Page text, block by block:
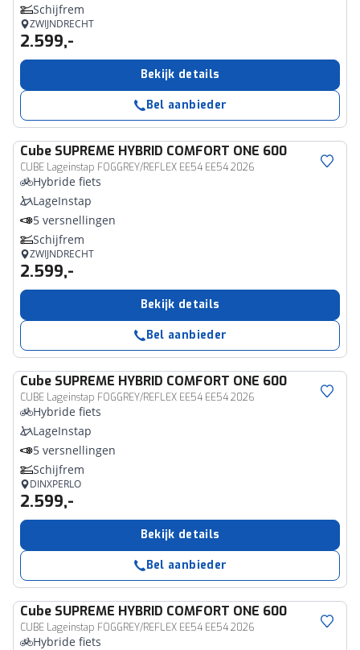
Schijfrem
ZWIJNDRECHT
2.599,-
Bekijk details
Bel aanbieder
Cube SUPREME HYBRID COMFORT ONE 600
CUBE Lageinstap FOGGREY/REFLEX EE54 EE54 2026
Hybride fiets
LageInstap
5 versnellingen
Schijfrem
ZWIJNDRECHT
2.599,-
Bekijk details
Bel aanbieder
Cube SUPREME HYBRID COMFORT ONE 600
CUBE Lageinstap FOGGREY/REFLEX EE54 EE54 2026
Hybride fiets
LageInstap
5 versnellingen
Schijfrem
DINXPERLO
2.599,-
Bekijk details
Bel aanbieder
Cube SUPREME HYBRID COMFORT ONE 600
CUBE Lageinstap FOGGREY/REFLEX EE54 EE54 2026
Hybride fiets